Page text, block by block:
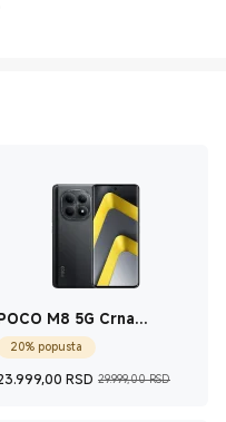
39.999,00 RSD
M8 5G Crna
8GB+256GB
20% popusta
RSD Current Price
29.999,00 RSD